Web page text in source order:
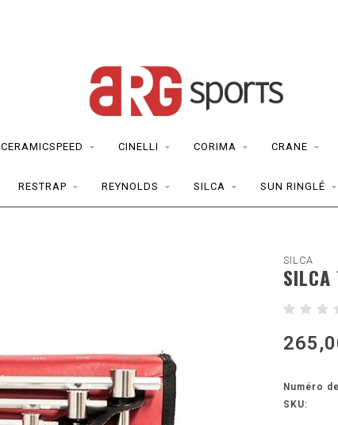
CERAMICSPEED CINELLI CORIMA CRANE
RESTRAP REYNOLDS SILCA SUN RINGLÉ
SILCA
SILCA
Numéro
SKU: